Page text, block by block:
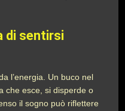
di sentirsi
l’energia. Un buco nel
che esce, si disperde o
il sogno può riflettere